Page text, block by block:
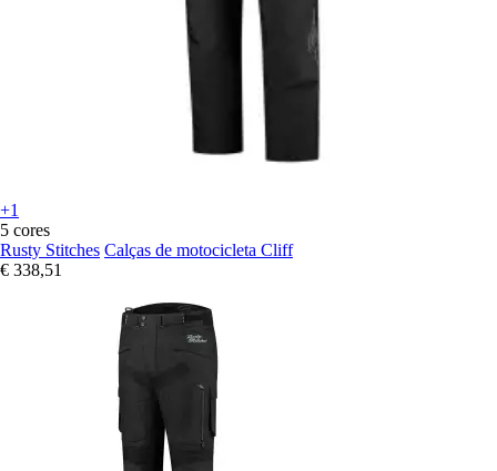
+1
5 cores
Rusty Stitches Calças de motocicleta Cliff
€ 338,51